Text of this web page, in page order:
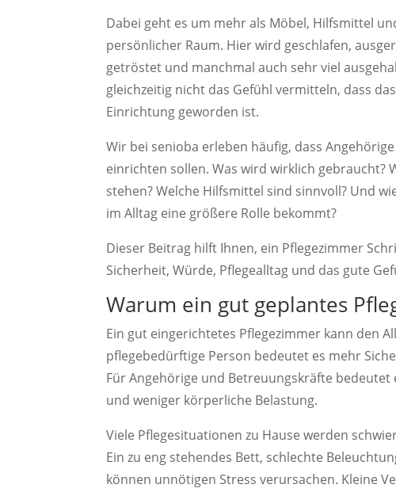
Dabei geht es um mehr als Möbel, Hilfsmittel
persönlicher Raum. Hier wird geschlafen,
getröstet und manchmal auch sehr viel
gleichzeitig nicht das Gefühl vermitteln, dass
Einrichtung geworden ist.
Wir bei senioba erleben häufig, dass
einrichten sollen. Was wird wirklich gebraucht?
stehen? Welche Hilfsmittel sind sinnvoll? Und
im Alltag eine größere Rolle bekommt?
Dieser Beitrag hilft Ihnen, ein Pflegezimmer
Sicherheit, Würde, Pflegealltag und das gute
Warum ein gut geplantes
Ein gut eingerichtetes Pflegezimmer kann den
pflegebedürftige Person bedeutet es mehr
Für Angehörige und Betreuungskräfte bedeutet
und weniger körperliche Belastung.
Viele Pflegesituationen zu Hause werden
Ein zu eng stehendes Bett, schlechte
können unnötigen Stress verursachen. Kleine